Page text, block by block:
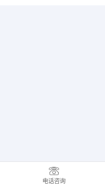
电话咨询